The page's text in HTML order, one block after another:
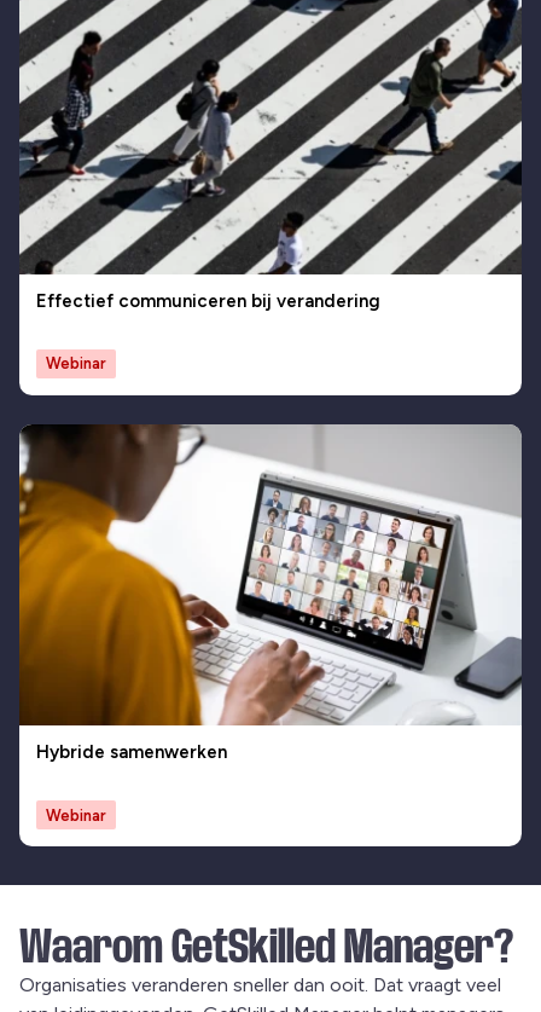
Effectief communiceren bij verandering
Webinar
Hybride samenwerken
Webinar
Waarom GetSkilled Manager?
Organisaties veranderen sneller dan ooit. Dat vraagt veel